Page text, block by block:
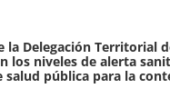
la Delegación Territorial
los niveles de alerta
pública para la